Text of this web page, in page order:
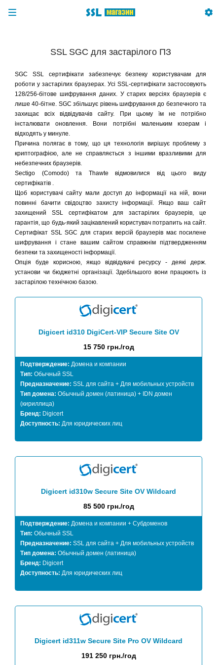
SSL SGC для застарілого ПЗ
SGC SSL сертифікати забезпечує безпеку користувачам для
роботи у застарілих браузерах. Усі SSL-сертифікати застосовують
128/256-бітове шифрування даних. У старих версіях браузерів є
лише 40-бітне. SGC збільшує рівень шифрування до безпечного та
захищає всіх відвідувачів сайту. При цьому їм не потрібно
інсталювати оновлення. Вони потрібні маленьким юзерам і
відходять у минуле.
Причина полягає в тому, що ця технологія вирішує проблему з
криптографією, але не справляється з іншими вразливими для
небезпечних браузерів.
Sectigo (Comodo) та Thawte відмовилися від цього виду
сертифікатів .
Щоб користувачі сайту мали доступ до інформації на ній, вони
повинні бачити свідоцтво захисту інформації. Якщо ваш сайт
захищений SSL сертифікатом для застарілих браузерів, це
гарантія, що будь-який зацікавлений користувач потрапить на сайт.
Сертифікат SSL SGC для старих версій браузерів має посилене
шифрування і стане вашим сайтом справжнім підтвердженням
безпеки та захищеності інформації.
Опція буде корисною, якщо відвідувачі ресурсу - деякі держ.
установи чи бюджетні організації. Здебільшого вони працюють із
застарілою технічною базою.
Digicert id310 DigiCert-VIP Secure Site OV
15 750 грн./год
Подтверждение: Домена и компании
Тип: Обычный SSL
Предназначение: SSL для сайта + Для мобильных устройств
Тип домена: Обычный домен (латиница) + IDN домен
(кириллица)
Бренд: Digicert
Доступность: Для юридических лиц
Digicert id310w Secure Site OV Wildcard
85 500 грн./год
Подтверждение: Домена и компании + Субдоменов
Тип: Обычный SSL
Предназначение: SSL для сайта + Для мобильных устройств
Тип домена: Обычный домен (латиница)
Бренд: Digicert
Доступность: Для юридических лиц
Digicert id311w Secure Site Pro OV Wildcard
191 250 грн./год